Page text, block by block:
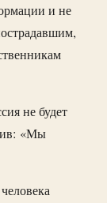
и не
не будет
«Мы